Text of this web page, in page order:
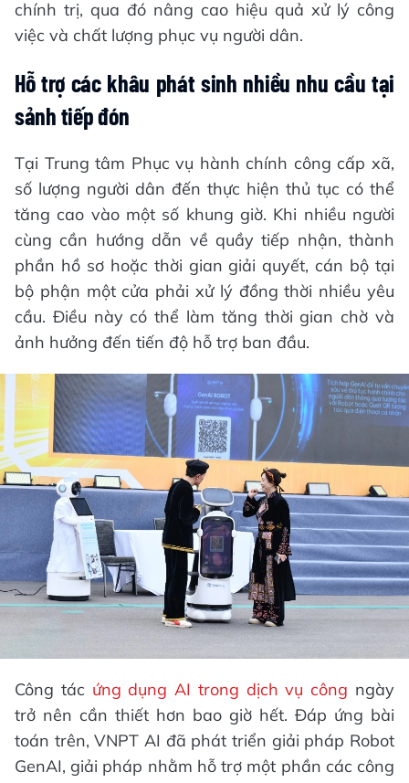
chính trị, qua đó nâng cao hiệu quả xử lý công
việc và chất lượng phục vụ người dân.
Hỗ trợ các khâu phát sinh nhiều nhu cầu tại
sảnh tiếp đón
Tại Trung tâm Phục vụ hành chính công cấp xã,
số lượng người dân đến thực hiện thủ tục có thể
tăng cao vào một số khung giờ. Khi nhiều người
cùng cần hướng dẫn về quầy tiếp nhận, thành
phần hồ sơ hoặc thời gian giải quyết, cán bộ tại
bộ phận một cửa phải xử lý đồng thời nhiều yêu
cầu. Điều này có thể làm tăng thời gian chờ và
ảnh hưởng đến tiến độ hỗ trợ ban đầu.
Công tác ứng dụng AI trong dịch vụ công ngày
trở nên cần thiết hơn bao giờ hết. Đáp ứng bài
toán trên, VNPT AI đã phát triển giải pháp Robot
GenAI, giải pháp nhằm hỗ trợ một phần các công